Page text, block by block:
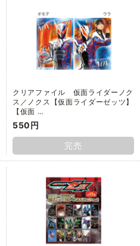
クリアファイル 仮面ライダーノク
ス／ノクス【仮面ライダーゼッツ】
【仮面 …
550円
完売